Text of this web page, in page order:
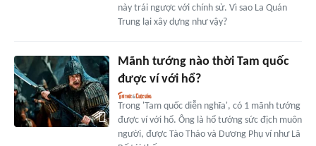
này trái ngược với chính sử. Vì sao La Quán
Trung lại xây dựng như vậy?
Mãnh tướng nào thời Tam quốc
được ví với hổ?
Trong 'Tam quốc diễn nghĩa', có 1 mãnh tướng
được ví với hổ. Ông là hổ tướng sức địch muôn
người, được Tào Tháo và Dương Phụ ví như Lã